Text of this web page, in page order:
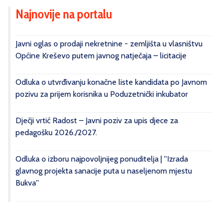
Najnovije na portalu
Javni oglas o prodaji nekretnine - zemljišta u vlasništvu
Općine Kreševo putem javnog natječaja – licitacije
Odluka o utvrđivanju konačne liste kandidata po Javnom
pozivu za prijem korisnika u Poduzetnički inkubator
Dječji vrtić Radost – Javni poziv za upis djece za
pedagošku 2026./2027.
Odluka o izboru najpovoljnijeg ponuditelja | ''Izrada
glavnog projekta sanacije puta u naseljenom mjestu
Bukva''